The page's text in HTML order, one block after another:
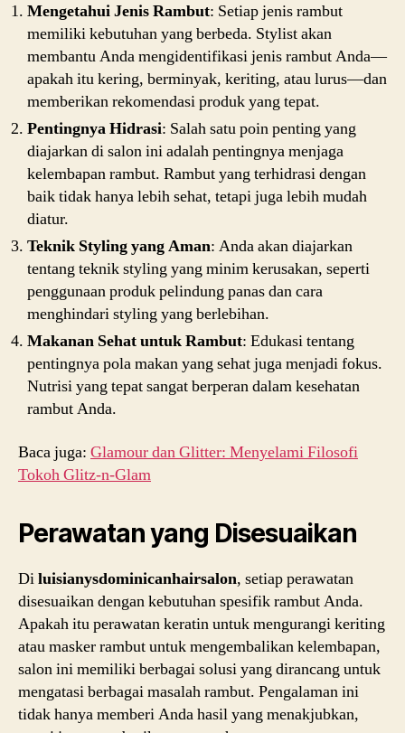
Mengetahui Jenis Rambut: Setiap jenis rambut
memiliki kebutuhan yang berbeda. Stylist akan
membantu Anda mengidentifikasi jenis rambut Anda—
apakah itu kering, berminyak, keriting, atau lurus—dan
memberikan rekomendasi produk yang tepat.
Pentingnya Hidrasi: Salah satu poin penting yang
diajarkan di salon ini adalah pentingnya menjaga
kelembapan rambut. Rambut yang terhidrasi dengan
baik tidak hanya lebih sehat, tetapi juga lebih mudah
diatur.
Teknik Styling yang Aman: Anda akan diajarkan
tentang teknik styling yang minim kerusakan, seperti
penggunaan produk pelindung panas dan cara
menghindari styling yang berlebihan.
Makanan Sehat untuk Rambut: Edukasi tentang
pentingnya pola makan yang sehat juga menjadi fokus.
Nutrisi yang tepat sangat berperan dalam kesehatan
rambut Anda.
Baca juga: Glamour dan Glitter: Menyelami Filosofi
Tokoh Glitz-n-Glam
Perawatan yang Disesuaikan
Diluisianysdominicanhairsalon, setiap perawatan
disesuaikan dengan kebutuhan spesifik rambut Anda.
Apakah itu perawatan keratin untuk mengurangi keriting
atau masker rambut untuk mengembalikan kelembapan,
salon ini memiliki berbagai solusi yang dirancang untuk
mengatasi berbagai masalah rambut. Pengalaman ini
tidak hanya memberi Anda hasil yang menakjubkan,